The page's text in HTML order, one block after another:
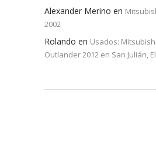
Alexander Merino en
2002
Rolando en Usados: Mitsubishi
Outlander 2012 en San Julián,